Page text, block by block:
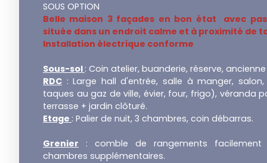
SOUS OPTION
Belle maison 3 façades en bon état avec
située dans un endroit calme et à proximité de
Installation électrique conforme
Sous-sol : Coin atelier, buanderie, réserve,
RDC : Large hall d'entrée, salle à manger,
taques au gaz de ville, évier, four, frigo), véranda
terrasse + jardin clôturé.
Etage : Palier de nuit, 3 chambres, coin débarras.
Grenier : comble de rangements facilement
chambres supplémentaires.